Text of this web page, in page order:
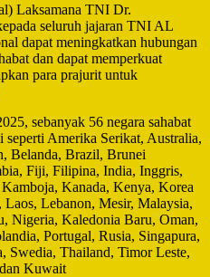
Laksamana TNI Dr.
seluruh jajaran TNI AL
dapat meningkatkan hubungan
dan dapat memperkuat
para prajurit untuk
sebanyak 56 negara sahabat
seperti Amerika Serikat, Australia,
Belanda, Brazil, Brunei
Fiji, Filipina, India, Inggris,
Kanada, Kenya, Korea
Laos, Lebanon, Mesir, Malaysia,
Nigeria, Kaledonia Baru, Oman,
Portugal, Rusia, Singapura,
Swedia, Thailand, Timor Leste,
Kuwait